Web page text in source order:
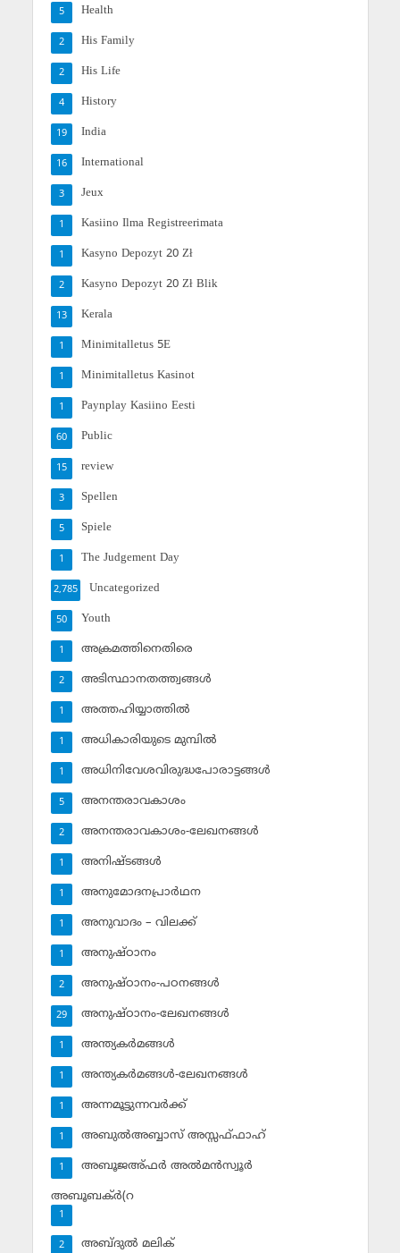
Health
5
His Family
2
His Life
2
History
4
India
19
International
16
Jeux
3
Kasiino Ilma Registreerimata
1
Kasyno Depozyt 20 Zł
1
Kasyno Depozyt 20 Zł Blik
2
Kerala
13
Minimitalletus 5E
1
Minimitalletus Kasinot
1
Paynplay Kasiino Eesti
1
Public
60
review
15
Spellen
3
Spiele
5
The Judgement Day
1
Uncategorized
2,785
Youth
50
അക്രമത്തിനെതിരെ
1
അടിസ്ഥാനതത്ത്വങ്ങള്‍
2
അത്തഹിയ്യാത്തില്‍
1
അധികാരിയുടെ മുമ്പില്‍
1
അധിനിവേശവിരുദ്ധപോരാട്ടങ്ങള്‍
1
അനന്തരാവകാശം
5
അനന്തരാവകാശം-ലേഖനങ്ങള്‍
2
അനിഷ്ടങ്ങള്‍
1
അനുമോദനപ്രാര്‍ഥന
1
അനുവാദം – വിലക്ക്‌
1
അനുഷ്ഠാനം
1
അനുഷ്ഠാനം-പഠനങ്ങള്‍
2
അനുഷ്ഠാനം-ലേഖനങ്ങള്‍
29
അന്ത്യകര്‍മങ്ങള്‍
1
അന്ത്യകര്‍മങ്ങള്‍-ലേഖനങ്ങള്‍
1
അന്നമൂട്ടുന്നവര്‍ക്ക്
1
അബുല്‍അബ്ബാസ് അസ്സഫ്ഫാഹ്‌
1
അബൂജഅ്ഫര്‍ അല്‍മന്‍സ്വൂര്‍
1
അബൂബക്ര്‍(റ
1
അബ്ദുല്‍ മലിക്‌
2